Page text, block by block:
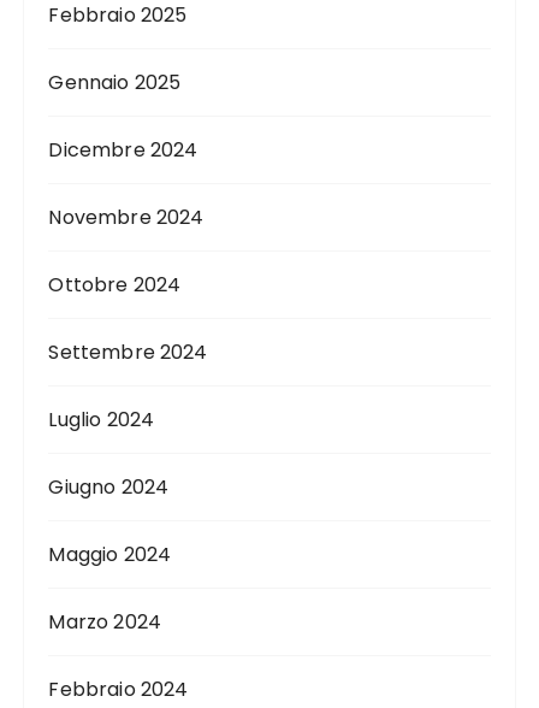
Febbraio 2025
Gennaio 2025
Dicembre 2024
Novembre 2024
Ottobre 2024
Settembre 2024
Luglio 2024
Giugno 2024
Maggio 2024
Marzo 2024
Febbraio 2024